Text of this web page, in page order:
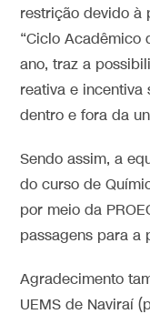
restrição devido à
“Ciclo Acadêmico
ano, traz a
reativa e incentiva
dentro e fora da
Sendo assim, a
do curso de
por meio da
passagens para a
Agradecimento
UEMS de Naviraí